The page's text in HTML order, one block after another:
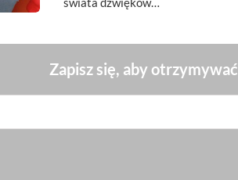
Zapisz się, aby